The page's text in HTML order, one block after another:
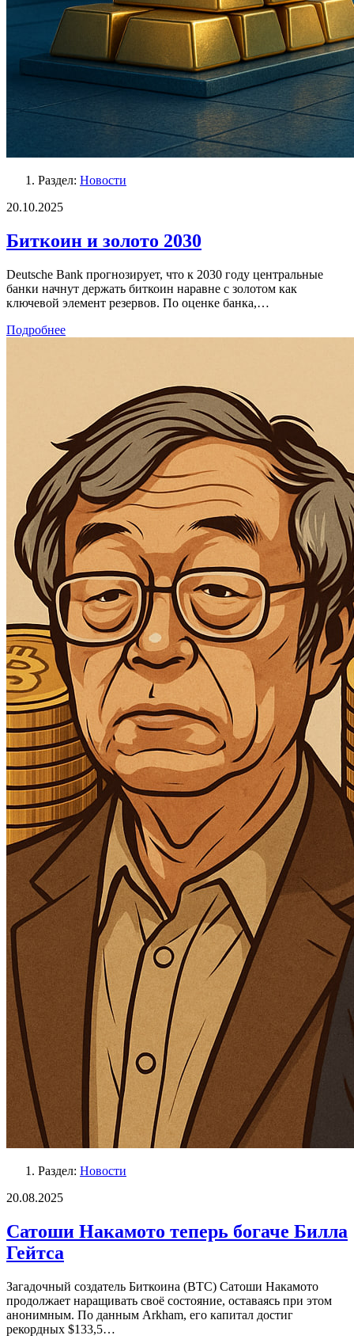
Раздел: Новости
20.10.2025
Биткоин и золото 2030
Deutsche Bank прогнозирует, что к 2030 году центральные
банки начнут держать биткоин наравне с золотом как
ключевой элемент резервов. По оценке банка,…
Подробнее
Раздел: Новости
20.08.2025
Сатоши Накамото теперь богаче Билла
Гейтса
Загадочный создатель Биткоина (BTC) Сатоши Накамото
продолжает наращивать своё состояние, оставаясь при этом
анонимным. По данным Arkham, его капитал достиг
рекордных $133,5…